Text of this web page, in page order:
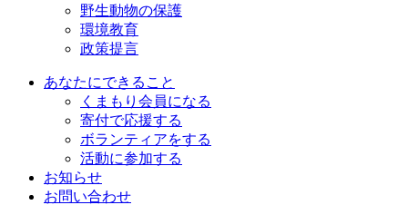
野生動物の保護
環境教育
政策提言
あなたにできること
くまもり会員になる
寄付で応援する
ボランティアをする
活動に参加する
お知らせ
お問い合わせ